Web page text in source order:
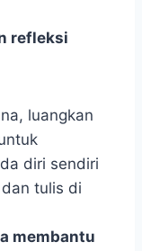
refleksi
luangkan
diri sendiri
tulis di
membantu